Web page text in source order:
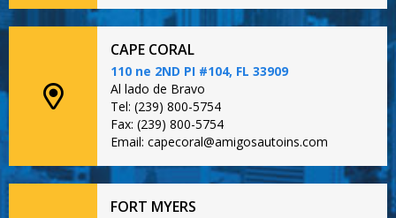
CAPE CORAL
110 ne 2ND PI #104, FL 33909
Al lado de Bravo
Tel: (239) 800-5754
Fax: (239) 800-5754
Email: capecoral@amigosautoins.com
FORT MYERS